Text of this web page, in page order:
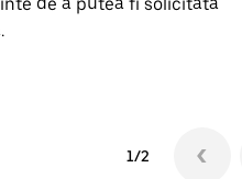
de a putea fi solicitată
1/2